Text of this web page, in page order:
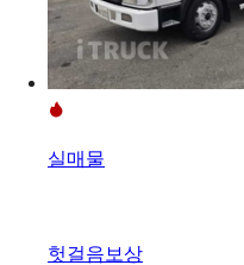
실매물
헛걸음보상